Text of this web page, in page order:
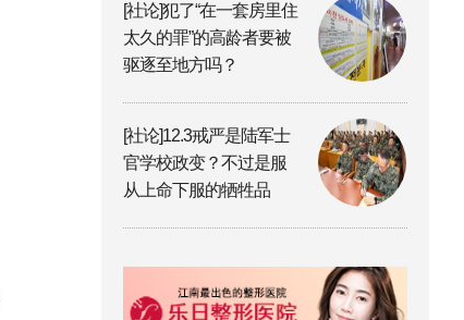
[社论]犯了“在一套房里住
太久的罪”的高龄者要被
驱逐至地方吗？
[社论]12.3戒严是陆军士
官学校政变？不过是服
从上命下服的牺牲品